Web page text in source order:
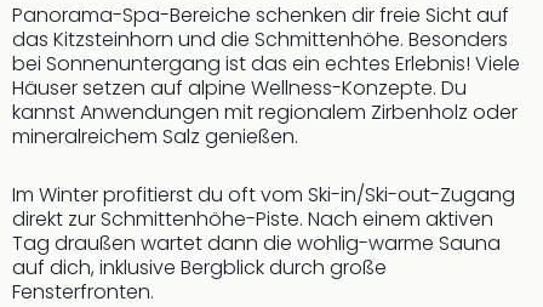
Panorama-Spa-Bereiche schenken dir freie Sicht auf
das Kitzsteinhorn und die Schmittenhöhe. Besonders
bei Sonnenuntergang ist das ein echtes Erlebnis! Viele
Häuser setzen auf alpine Wellness-Konzepte. Du
kannst Anwendungen mit regionalem Zirbenholz oder
mineralreichem Salz genießen.
Im Winter profitierst du oft vom Ski-in/Ski-out-Zugang
direkt zur Schmittenhöhe-Piste. Nach einem aktiven
Tag draußen wartet dann die wohlig-warme Sauna
auf dich, inklusive Bergblick durch große
Fensterfronten.